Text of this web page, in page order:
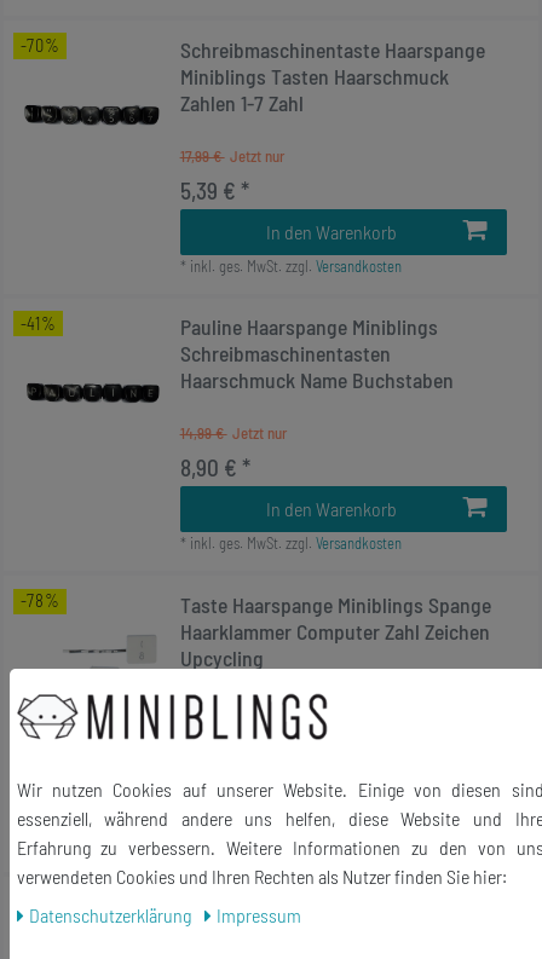
-70%
Schreibmaschinentaste Haarspange
Miniblings Tasten Haarschmuck
Zahlen 1-7 Zahl
17,99 €
5,39 € *
In den Warenkorb
* inkl. ges. MwSt. zzgl. Versandkosten
-41%
Pauline Haarspange Miniblings
Schreibmaschinentasten
Haarschmuck Name Buchstaben
14,99 €
8,90 € *
In den Warenkorb
* inkl. ges. MwSt. zzgl. Versandkosten
-78%
Taste Haarspange Miniblings Spange
Haarklammer Computer Zahl Zeichen
Upcycling
14,99 €
3,24 € *
In den Warenkorb
*inkl. ges. MwSt.zzgl.Versandkosten
Knochen 4er Set Haarspange Haarclip
Kinder Haarklammern Miniblings
Wir nutzen Cookies auf unserer Website. Einige von diesen
essenziell, während andere uns helfen, diese Website und
Erfahrung zu verbessern. Weitere Informationen zu den von
verwendeten Cookies und Ihren Rechten als Nutzer finden Sie hier:
Daten­schutz­erklärung
Impressum